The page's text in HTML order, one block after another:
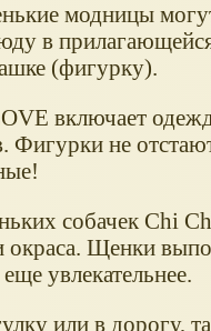
модницы
в
(фигурку).
включает
Фигурки не
собачек Chi
окраса. Щенки
увлекательнее.
или в дорогу,